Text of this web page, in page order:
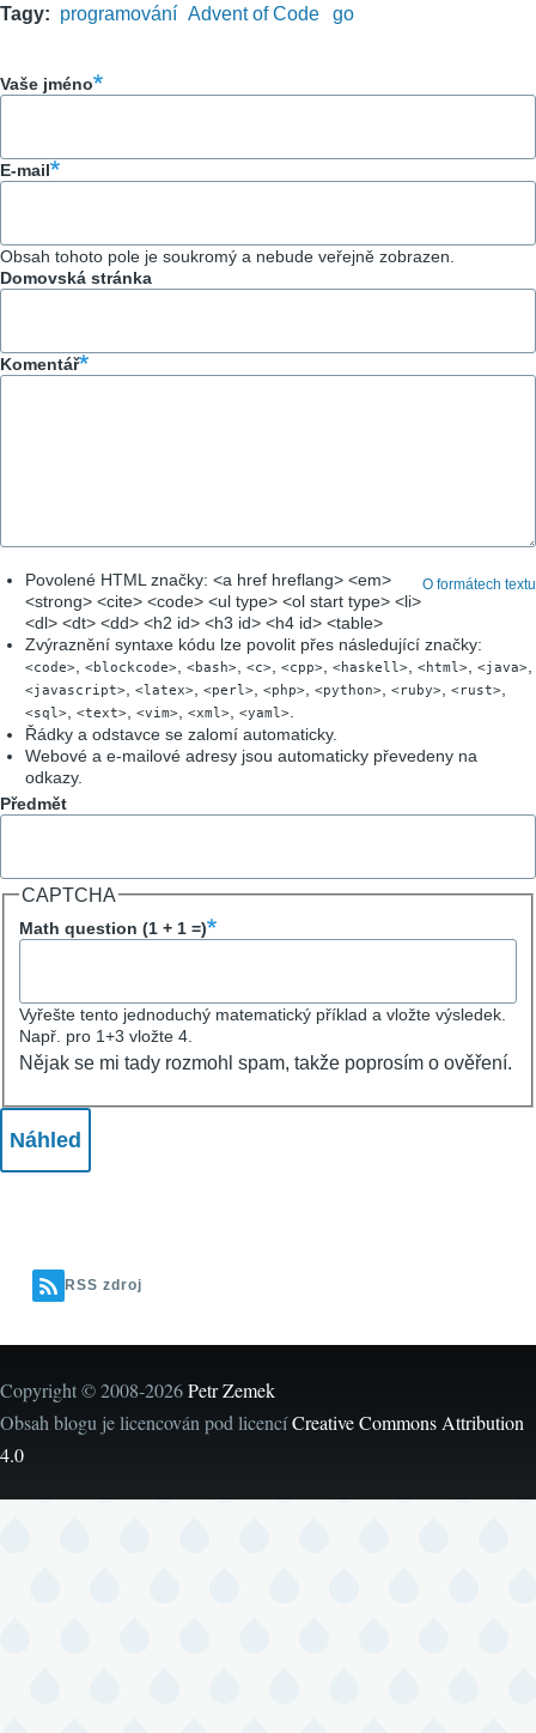
Tagy programování Advent of Code go
Vaše jméno
E-mail
Obsah tohoto pole je soukromý a nebude veřejně zobrazen.
Domovská stránka
Komentář
O formátech textu
Povolené HTML značky: <a href hreflang> <em>
<strong> <cite> <code> <ul type> <ol start type> <li>
<dl> <dt> <dd> <h2 id> <h3 id> <h4 id> <table>
Zvýraznění syntaxe kódu lze povolit přes následující značky:
<code> <blockcode> <bash> <c> <cpp> <haskell> <html> <java>
<javascript> <latex> <perl> <php> <python> <ruby> <rust>
<sql> <text> <vim> <xml> <yaml>
Řádky a odstavce se zalomí automaticky.
Webové a e-mailové adresy jsou automaticky převedeny na
odkazy.
Předmět
CAPTCHA
Math question (1 + 1 =)
Vyřešte tento jednoduchý matematický příklad a vložte výsledek.
Např. pro 1+3 vložte 4.
Nějak se mi tady rozmohl spam, takže poprosím o ověření.
RSS zdroj
Copyright © 2008-2026Petr Zemek
Obsah blogu je licencován pod licencíCreative Commons Attribution
4.0